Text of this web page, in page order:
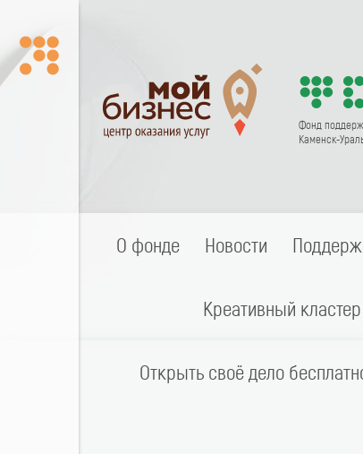
Фонд
Каменск-
О фонде Новости
Креативный
Открыть своё дело